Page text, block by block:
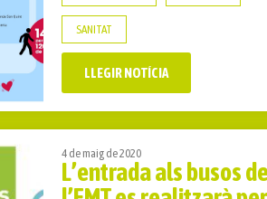
SANITAT
LLEGIR NOTÍCIA
4 de maig de 2020
L’entrada als busos